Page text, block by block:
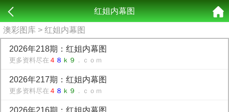
红姐内幕图
澳彩图库 > 红姐内幕图
2026年218期：红姐内幕图
更多资料尽在 ４ ８ ｋ９ ．ｃｏｍ
2026年217期：红姐内幕图
更多资料尽在 ４ ８ ｋ９ ．ｃｏｍ